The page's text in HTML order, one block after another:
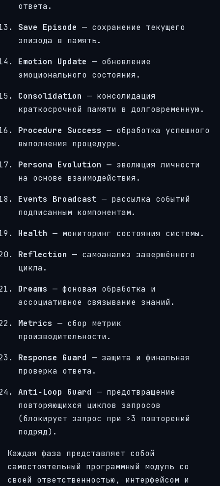
ответа.
Save Episode — сохранение текущего
эпизода в память.
Emotion Update — обновление
эмоционального состояния.
Consolidation — консолидация
краткосрочной памяти в долговременную.
Procedure Success — обработка успешного
выполнения процедуры.
Persona Evolution — эволюция личности
на основе взаимодействия.
Events Broadcast — рассылка событий
подписанным компонентам.
Health — мониторинг состояния системы.
Reflection — самоанализ завершённого
цикла.
Dreams — фоновая обработка и
ассоциативное связывание знаний.
Metrics — сбор метрик
производительности.
Response Guard — защита и финальная
проверка ответа.
Anti‑Loop Guard — предотвращение
повторяющихся циклов запросов
(блокирует запрос при >3 повторений
подряд).
Каждая фаза представляет собой
самостоятельный программный модуль со
своей ответственностью, интерфейсом и